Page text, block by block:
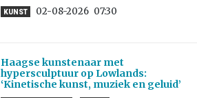
KUNST 02-08-2026 07:30
Haagse kunstenaar met
hypersculptuur op Lowlands:
‘Kinetische kunst, muziek en geluid’